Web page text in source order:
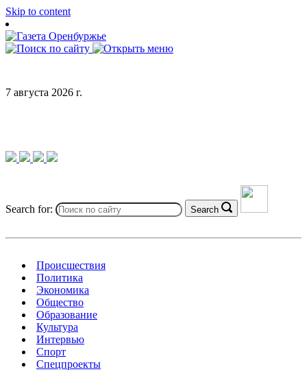
Skip to content
7 августа 2026 г.
Search for: Search
Происшествия
Политика
Экономика
Общество
Образование
Культура
Интервью
Спорт
Спецпроекты